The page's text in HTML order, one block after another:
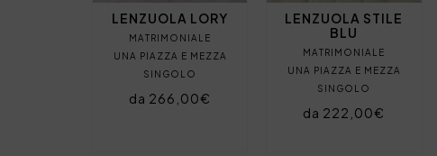
LENZUOLA LORY
MATRIMONIALE
UNA PIAZZA E MEZZA
SINGOLO
da 266,00€
LENZUOLA STILE
BLU
MATRIMONIALE
UNA PIAZZA E MEZZA
SINGOLO
da 222,00€